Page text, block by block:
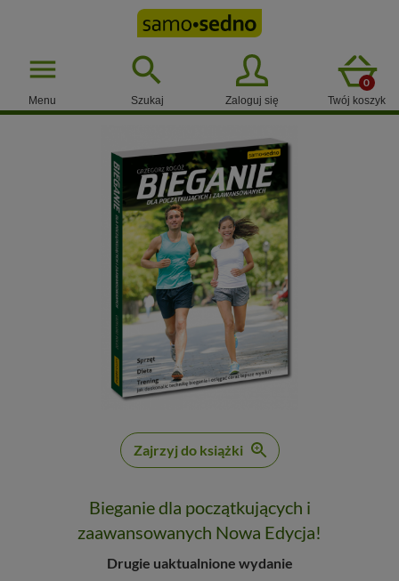

Szukaj Zaloguj się
0
Twój koszyk
menu
Menu
Zajrzyj do książki
Bieganie dla początkujących i
zaawansowanych Nowa Edycja!
Drugie uaktualnione wydanie